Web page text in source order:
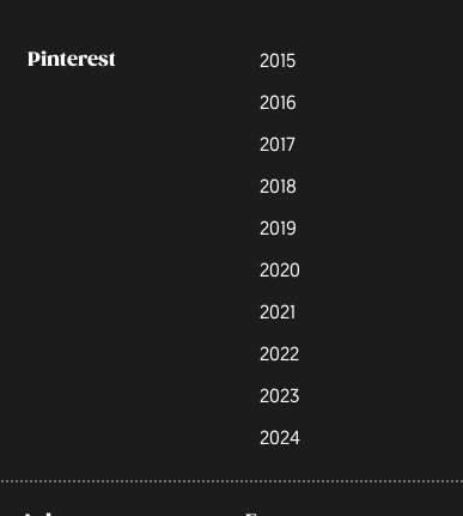
Social
Pinterest
2015
2016
2017
2018
2019
2020
2021
2022
2023
2024